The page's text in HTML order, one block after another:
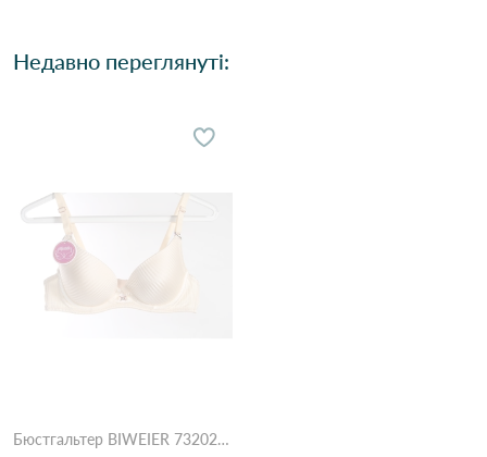
Недавно переглянуті:
Бюстгальтер BIWEIER 73202#D 5,2 Бежевий